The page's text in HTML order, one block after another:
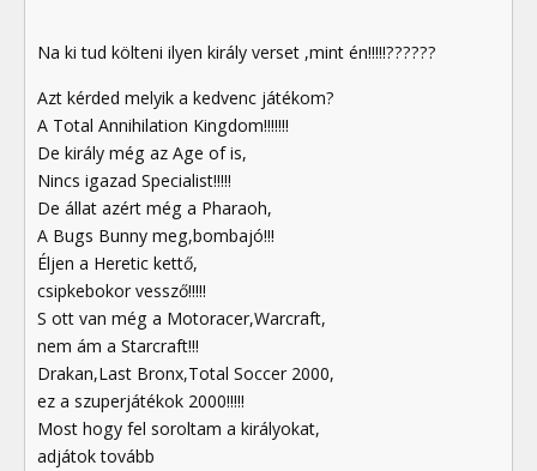
Na ki tud költeni ilyen király verset ,mint én!!!!!??????
Azt kérded melyik a kedvenc játékom?
A Total Annihilation Kingdom!!!!!!!
De király még az Age of is,
Nincs igazad Specialist!!!!!
De állat azért még a Pharaoh,
A Bugs Bunny meg,bombajó!!!
Éljen a Heretic kettő,
csipkebokor vessző!!!!!
S ott van még a Motoracer,Warcraft,
nem ám a Starcraft!!!
Drakan,Last Bronx,Total Soccer 2000,
ez a szuperjátékok 2000!!!!!
Most hogy fel soroltam a királyokat,
adjátok tovább